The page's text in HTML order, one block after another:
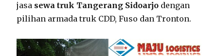
jasa sewa truk Tangerang Sidoarjo dengan
pilihan armada truk CDD, Fuso dan Tronton.